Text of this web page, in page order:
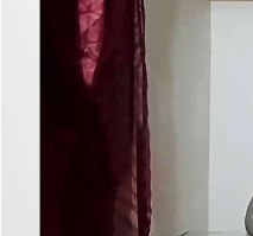
Amor y Odio: ¿Qué es Grandeza?